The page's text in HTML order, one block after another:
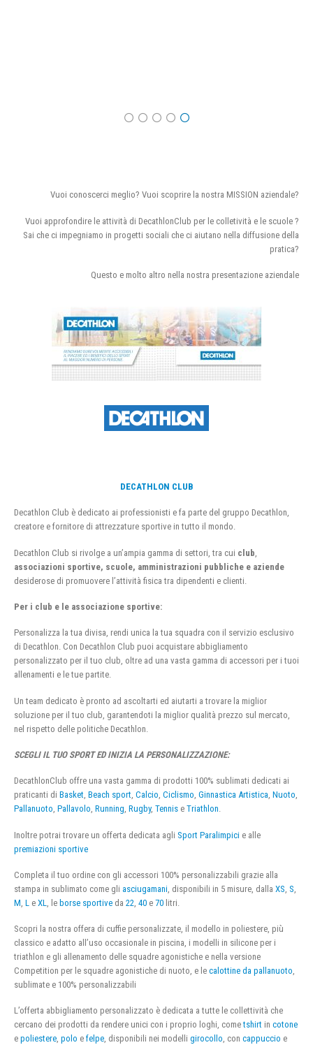
Vuoi conoscerci meglio? Vuoi scoprire la nostra MISSION aziendale?
Vuoi approfondire le attività di DecathlonClub per le colletività e le scuole ?
Sai che ci impegniamo in progetti sociali che ci aiutano nella diffusione della
pratica?
Questo e molto altro nella nostra presentazione aziendale
DECATHLON CLUB
Decathlon Club è dedicato ai professionisti e fa parte del gruppo Decathlon,
creatore e fornitore di attrezzature sportive in tutto il mondo.
Decathlon Club si rivolge a un’ampia gamma di settori, tra cui club
associazioni sportive, scuole, amministrazioni pubbliche e aziende
desiderose di promuovere l’attività fisica tra dipendenti e clienti.
Per i club e le associazione sportive:
Personalizza la tua divisa, rendi unica la tua squadra con il servizio esclusivo
di Decathlon. Con Decathlon Club puoi acquistare abbigliamento
personalizzato per il tuo club, oltre ad una vasta gamma di accessori per i tuoi
allenamenti e le tue partite.
Un team dedicato è pronto ad ascoltarti ed aiutarti a trovare la miglior
soluzione per il tuo club, garantendoti la miglior qualità prezzo sul mercato,
nel rispetto delle politiche Decathlon.
SCEGLI IL TUO SPORT ED INIZIA LA PERSONALIZZAZIONE:
DecathlonClub offre una vasta gamma di prodotti 100% sublimati dedicati ai
praticanti di Basket, Beach sport, Calcio, Ciclismo, Ginnastica Artistica, Nuoto,
Pallanuoto, Pallavolo, Running, Rugby, Tennis e Triathlon.
Inoltre potrai trovare un offerta dedicata agli Sport Paralimpici e alle
premiazioni sportive
Completa il tuo ordine con gli accessori 100% personalizzabili grazie alla
stampa in sublimato come gli asciugamani , disponibili in 5 misure, dalla XS S
M L e XL , le borse sportive da 22 40 e 70 litri.
Scopri la nostra offera di cuffie personalizzate, il modello in poliestere, più
classico e adatto all’uso occasionale in piscina, i modelli in silicone per i
triathlon e gli allenamento delle squadre agonistiche e nella versione
Competition per le squadre agonistiche di nuoto, e le calottine da pallanuoto,
sublimate e 100% personalizzabili
L’offerta abbigliamento personalizzato è dedicata a tutte le collettività che
cercano dei prodotti da rendere unici con i proprio loghi, cometshirt in cotone
e poliestere, polo e felpe, disponibili nei modelli girocollo, con cappuccio e